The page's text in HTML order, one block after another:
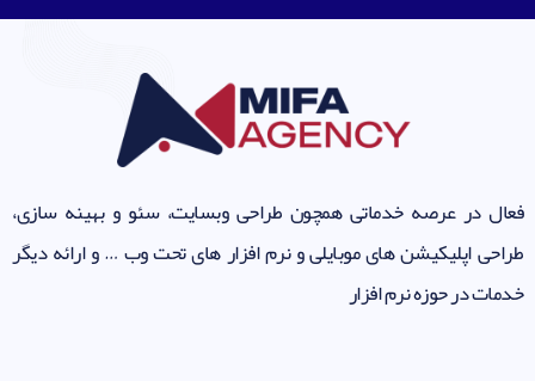
فعال در عرصه خدماتی همچون طراحی وبسایت، سئو و بهینه سازی،
طراحی اپلیکیشن های موبایلی و نرم افزار های تحت وب … و ارائه دیگر
خدمات در حوزه نرم افزار